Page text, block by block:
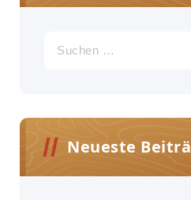
nach:
Neueste